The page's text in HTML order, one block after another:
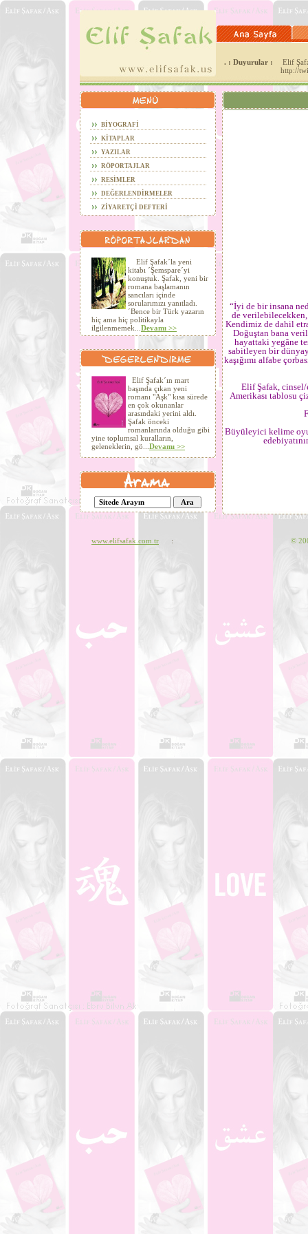
. : Duyurular :
Elif
http://
BİYOGRAFİ
KİTAPLAR
YAZILAR
RÖPORTAJLAR
RESİMLER
DEĞERLENDİRMELER
ZİYARETÇİ DEFTERİ
Elif Şafak´la yeni
kitabı ´Şemspare´yi
konuştuk. Şafak, yeni bir
romana başlamanın
sancıları içinde
sorularımızı yanıtladı.
´Bence bir Türk yazarın
hiç ama hiç politikayla
ilgilenmemek... Devamı >>
Elif Şafak´ın mart
başında çıkan yeni
romanı "Aşk" kısa sürede
en çok okunanlar
arasındaki yerini aldı.
Şafak önceki
romanlarında olduğu gibi
yine toplumsal kuralların,
geleneklerin, gö... Devamı >>
“İyi de bir insana
de
Kendimiz de dahil
Doğuştan bana
hayattaki yegâne
sabitleyen bir
kaşığımı alfabe
Elif Şafak, cinsel/
Amerikası tablosu
Büyüleyici kelime
www.elifsafak.com.tr : ©